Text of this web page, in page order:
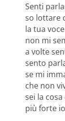
Senti
so lottare
la tua
non mi
a volte
sento
se mi
che non
sei la
più forte